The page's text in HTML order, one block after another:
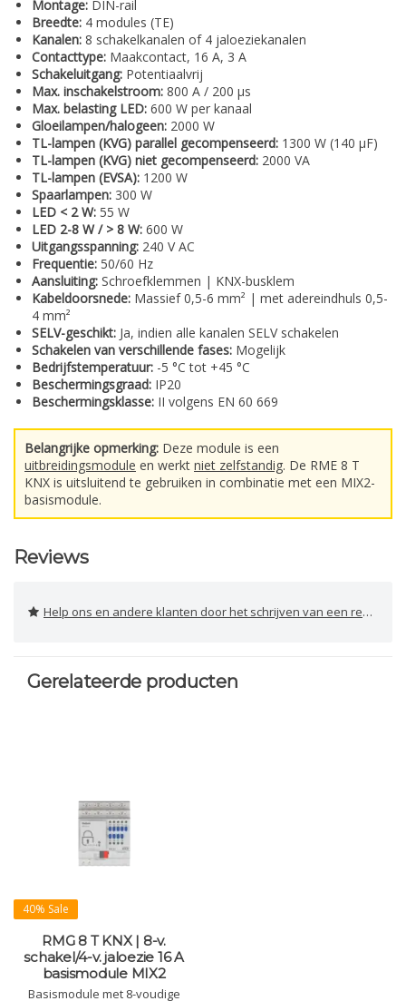
Montage: DIN-rail
Breedte: 4 modules (TE)
Kanalen: 8 schakelkanalen of 4 jaloeziekanalen
Contacttype: Maakcontact, 16 A, 3 A
Schakeluitgang: Potentiaalvrij
Max. inschakelstroom: 800 A / 200 µs
Max. belasting LED: 600 W per kanaal
Gloeilampen/halogeen: 2000 W
TL-lampen (KVG) parallel gecompenseerd: 1300 W (140 µF)
TL-lampen (KVG) niet gecompenseerd: 2000 VA
TL-lampen (EVSA): 1200 W
Spaarlampen: 300 W
LED < 2 W: 55 W
LED 2-8 W / > 8 W: 600 W
Uitgangsspanning: 240 V AC
Frequentie: 50/60 Hz
Aansluiting: Schroefklemmen | KNX-busklem
Kabeldoorsnede: Massief 0,5-6 mm² | met adereindhuls 0,5-
4 mm²
SELV-geschikt: Ja, indien alle kanalen SELV schakelen
Schakelen van verschillende fases: Mogelijk
Bedrijfstemperatuur: -5 °C tot +45 °C
Beschermingsgraad: IP20
Beschermingsklasse: II volgens EN 60 669
Belangrijke opmerking: Deze module is een
uitbreidingsmodule en werkt niet zelfstandig. De RME 8 T
KNX is uitsluitend te gebruiken in combinatie met een MIX2-
basismodule.
Reviews
Help ons en andere klanten door het schrijven van een review
Gerelateerde producten
40% Sale
RMG 8 T KNX | 8-v.
schakel/4-v. jaloezie 16 A
basismodule MIX2
Basismodule met 8-voudige